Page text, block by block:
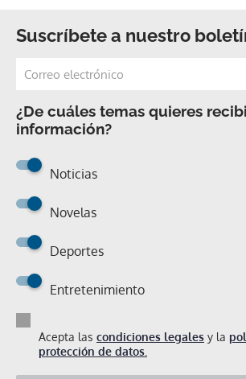
Suscríbete a nuestro
¿De cuáles temas quieres
información?
Noticias
Novelas
Deportes
Entretenimiento
Acepta las condiciones legales y la
protección de datos.